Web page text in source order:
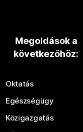
Megoldások a
következőhöz:
Oktatás
Egészségügy
Közigazgatás